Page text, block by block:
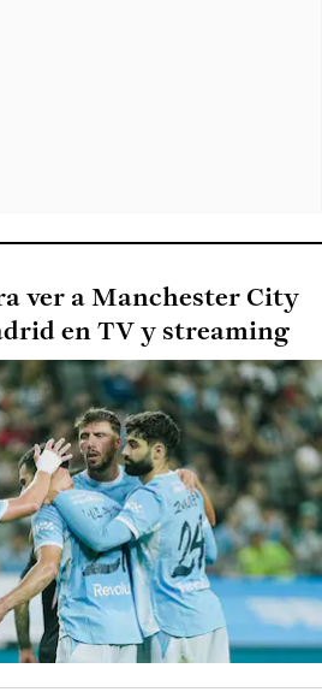
ver a Manchester City
en TV y streaming